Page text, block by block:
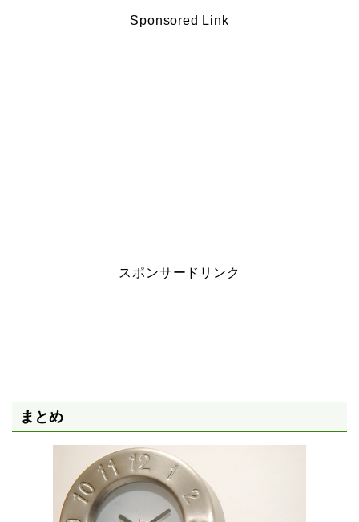
Sponsored Link
スポンサードリンク
まとめ